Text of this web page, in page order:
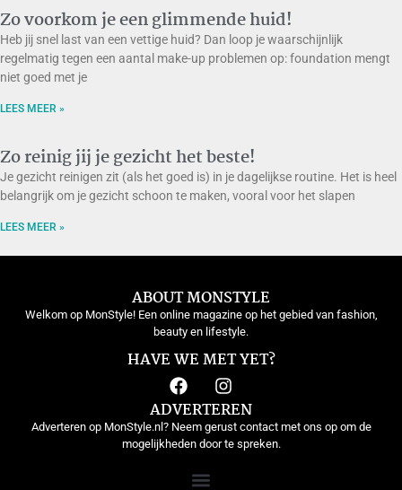
Zo voorkom je een glimmende huid!
Heb jij snel last van een vettige huid? Dan loop je waarschijnlijk
regelmatig tegen een aantal make-up problemen op: foundation mengt
niet goed met je
LEES MEER »
Zo reinig jij je gezicht het beste!
Je gezicht reinigen zit (als het goed is) in je dagelijkse routine. Het is heel
belangrijk om je gezicht schoon te maken, vooral voor het slapen
LEES MEER »
ABOUT MONSTYLE
Welkom op MonStyle! Een online magazine op het gebied van fashion,
beauty en lifestyle.
HAVE WE MET YET?
ADVERTEREN
Adverteren op MonStyle.nl? Neem gerust contact met ons op om de
mogelijkheden door te spreken.